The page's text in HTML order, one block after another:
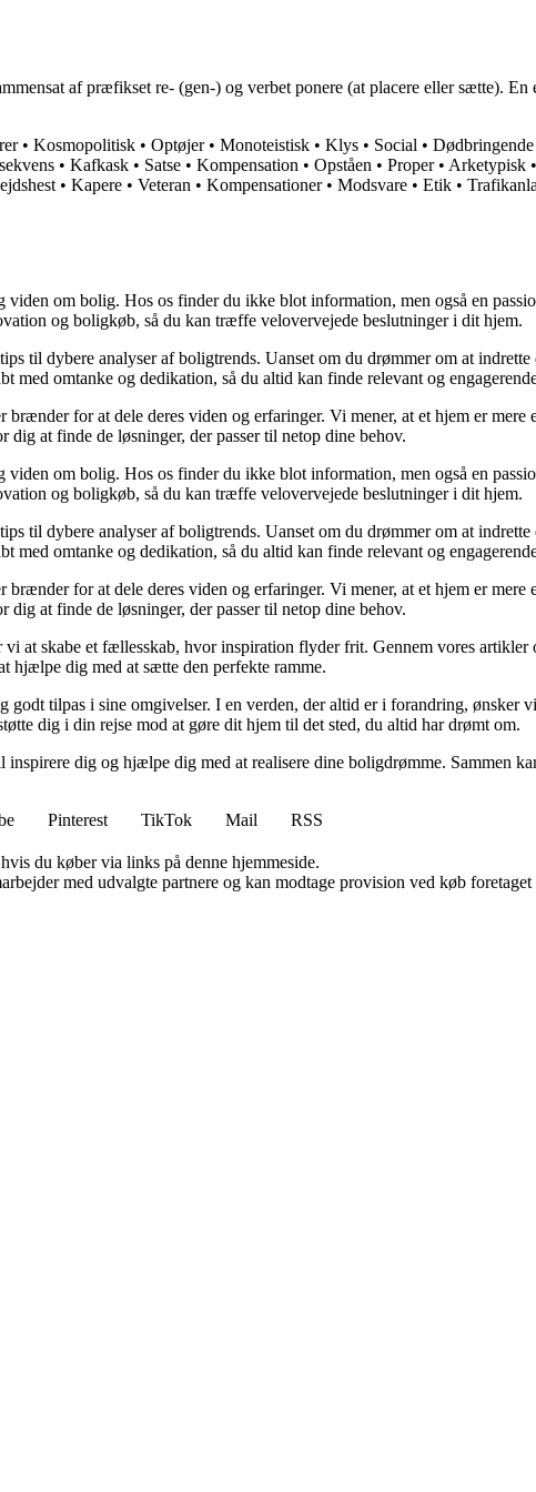
af præfikset re- (gen-) og verbet ponere (at placere eller sætte).
• Kosmopolitisk • Optøjer• Monoteistisk • Klys • Social • Dødbringende
• Kafkask • Satse • Kompensation • Opståen • Proper• Arketypisk •
• Kapere • Veteran • Kompensationer• Modsvare • Etik •
om bolig. Hos os finder du ikke blot information, men også en
og boligkøb, så du kan træffe velovervejede beslutninger i dit hjem.
til dybere analyser af boligtrends. Uanset om du drømmer om at
omtanke og dedikation, så du altid kan finde relevant og
brænder for at dele deres viden og erfaringer. Vi mener, at et hjem er
at finde de løsninger, der passer til netop dine behov.
om bolig. Hos os finder du ikke blot information, men også en
og boligkøb, så du kan træffe velovervejede beslutninger i dit hjem.
til dybere analyser af boligtrends. Uanset om du drømmer om at
omtanke og dedikation, så du altid kan finde relevant og
brænder for at dele deres viden og erfaringer. Vi mener, at et hjem er
at finde de løsninger, der passer til netop dine behov.
at skabe et fællesskab, hvor inspiration flyder frit. Gennem vores
hjælpe dig med at sætte den perfekte ramme.
tilpas i sine omgivelser. I en verden, der altid er i forandring, ønsker
dig i din rejse mod at gøre dit hjem til det sted, du altid har drømt om.
dig og hjælpe dig med at realisere dine boligdrømme. Sammen
Pinterest TikTok Mail
RSS
du køber via links på denne hjemmeside.
med udvalgte partnere og kan modtage provision ved køb